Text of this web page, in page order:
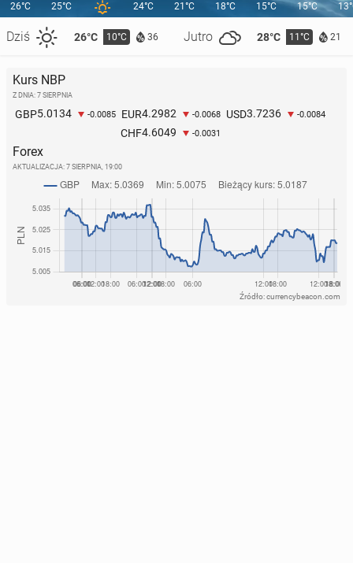
26°C
Dziś 26°C 10°C 36 Jutro 28°C 11°C 21
25°C 24°C 21°C 18°C 15°C 15°C
Kurs NBP
Z DNIA: 7 SIERPNIA
GBP5.0134 -0.0085 EUR4.2982 -0.0068 USD3.7236 -0.0084
CHF4.6049 -0.0031
Forex
AKTUALIZACJA: 7 SIERPNIA, 19:00
Źródło: currencybeacon.com